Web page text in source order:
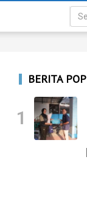
BERITA
1